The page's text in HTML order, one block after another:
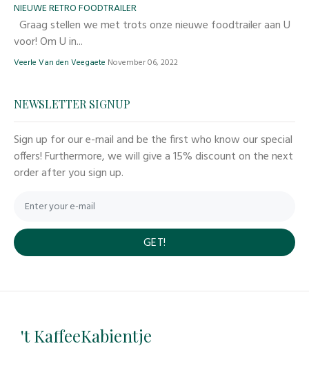
NIEUWE RETRO FOODTRAILER
Graag stellen we met trots onze nieuwe foodtrailer aan U
voor! Om U in...
Veerle Van den Veegaete November 06, 2022
NEWSLETTER SIGNUP
Sign up for our e-mail and be the first who know our special
offers! Furthermore, we will give a 15% discount on the next
order after you sign up.
GET!
't KaffeeKabientje